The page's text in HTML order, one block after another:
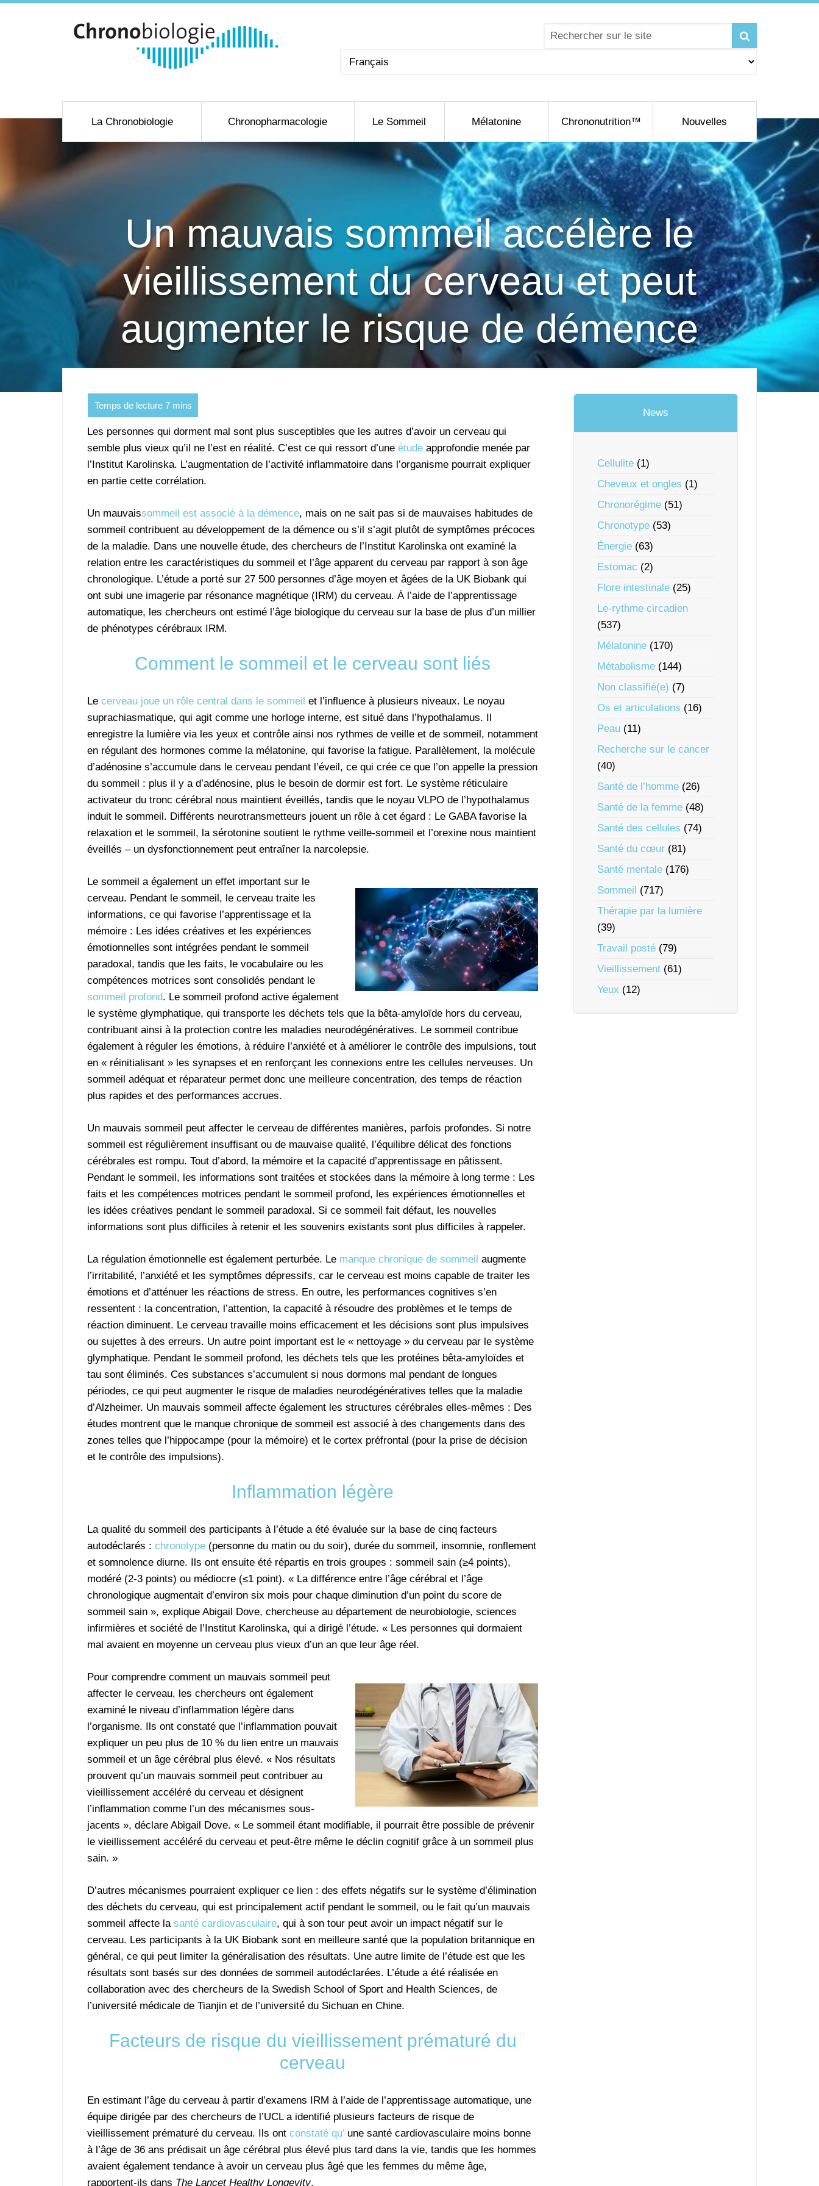
Choisir
La Chronobiologie Chronopharmacologie Le Sommeil Mélatonine Chrononutrition™ Nouvelles
Un mauvais sommeil accélère le
vieillissement du cerveau et peut
augmenter le risque de démence
Les personnes qui dorment mal sont plus susceptibles que les autres d’avoir un cerveau qui
semble plus vieux qu’il ne l’est en réalité. C’est ce qui ressort d’une étude approfondie menée par
l’Institut Karolinska. L’augmentation de l’activité inflammatoire dans l’organisme pourrait expliquer
en partie cette corrélation.
Un mauvaissommeil est associé à la démence, mais on ne sait pas si de mauvaises habitudes de
sommeil contribuent au développement de la démence ou s’il s’agit plutôt de symptômes précoces
de la maladie. Dans une nouvelle étude, des chercheurs de l’Institut Karolinska ont examiné la
relation entre les caractéristiques du sommeil et l’âge apparent du cerveau par rapport à son âge
chronologique. L’étude a porté sur 27 500 personnes d’âge moyen et âgées de la UK Biobank qui
ont subi une imagerie par résonance magnétique (IRM) du cerveau. À l’aide de l’apprentissage
automatique, les chercheurs ont estimé l’âge biologique du cerveau sur la base de plus d’un millier
de phénotypes cérébraux IRM.
Comment le sommeil et le cerveau sont liés
Le cerveau joue un rôle central dans le sommeil et l’influence à plusieurs niveaux. Le noyau
suprachiasmatique, qui agit comme une horloge interne, est situé dans l’hypothalamus. Il
enregistre la lumière via les yeux et contrôle ainsi nos rythmes de veille et de sommeil, notamment
en régulant des hormones comme la mélatonine, qui favorise la fatigue. Parallèlement, la molécule
d’adénosine s’accumule dans le cerveau pendant l’éveil, ce qui crée ce que l’on appelle la pression
du sommeil : plus il y a d’adénosine, plus le besoin de dormir est fort. Le système réticulaire
activateur du tronc cérébral nous maintient éveillés, tandis que le noyau VLPO de l’hypothalamus
induit le sommeil. Différents neurotransmetteurs jouent un rôle à cet égard : Le GABA favorise la
relaxation et le sommeil, la sérotonine soutient le rythme veille-sommeil et l’orexine nous maintient
éveillés – un dysfonctionnement peut entraîner la narcolepsie.
Le sommeil a également un effet important sur le
cerveau. Pendant le sommeil, le cerveau traite les
informations, ce qui favorise l’apprentissage et la
mémoire : Les idées créatives et les expériences
émotionnelles sont intégrées pendant le sommeil
paradoxal, tandis que les faits, le vocabulaire ou les
compétences motrices sont consolidés pendant le
sommeil profond. Le sommeil profond active également
le système glymphatique, qui transporte les déchets tels que la bêta-amyloïde hors du cerveau,
contribuant ainsi à la protection contre les maladies neurodégénératives. Le sommeil contribue
également à réguler les émotions, à réduire l’anxiété et à améliorer le contrôle des impulsions, tout
en « réinitialisant » les synapses et en renforçant les connexions entre les cellules nerveuses. Un
sommeil adéquat et réparateur permet donc une meilleure concentration, des temps de réaction
plus rapides et des performances accrues.
Un mauvais sommeil peut affecter le cerveau de différentes manières, parfois profondes. Si notre
sommeil est régulièrement insuffisant ou de mauvaise qualité, l’équilibre délicat des fonctions
cérébrales est rompu. Tout d’abord, la mémoire et la capacité d’apprentissage en pâtissent.
Pendant le sommeil, les informations sont traitées et stockées dans la mémoire à long terme : Les
faits et les compétences motrices pendant le sommeil profond, les expériences émotionnelles et
les idées créatives pendant le sommeil paradoxal. Si ce sommeil fait défaut, les nouvelles
informations sont plus difficiles à retenir et les souvenirs existants sont plus difficiles à rappeler.
La régulation émotionnelle est également perturbée. Le manque chronique de sommeil augmente
l’irritabilité, l’anxiété et les symptômes dépressifs, car le cerveau est moins capable de traiter les
émotions et d’atténuer les réactions de stress. En outre, les performances cognitives s’en
ressentent : la concentration, l’attention, la capacité à résoudre des problèmes et le temps de
réaction diminuent. Le cerveau travaille moins efficacement et les décisions sont plus impulsives
ou sujettes à des erreurs. Un autre point important est le « nettoyage » du cerveau par le système
glymphatique. Pendant le sommeil profond, les déchets tels que les protéines bêta-amyloïdes et
tau sont éliminés. Ces substances s’accumulent si nous dormons mal pendant de longues
périodes, ce qui peut augmenter le risque de maladies neurodégénératives telles que la maladie
d’Alzheimer. Un mauvais sommeil affecte également les structures cérébrales elles-mêmes : Des
études montrent que le manque chronique de sommeil est associé à des changements dans des
zones telles que l’hippocampe (pour la mémoire) et le cortex préfrontal (pour la prise de décision
et le contrôle des impulsions).
Inflammation légère
La qualité du sommeil des participants à l’étude a été évaluée sur la base de cinq facteurs
autodéclarés : chronotype (personne du matin ou du soir), durée du sommeil, insomnie, ronflement
et somnolence diurne. Ils ont ensuite été répartis en trois groupes : sommeil sain (≥4 points),
modéré (2-3 points) ou médiocre (≤1 point). « La différence entre l’âge cérébral et l’âge
chronologique augmentait d’environ six mois pour chaque diminution d’un point du score de
sommeil sain », explique Abigail Dove, chercheuse au département de neurobiologie, sciences
infirmières et société de l’Institut Karolinska, qui a dirigé l’étude. « Les personnes qui dormaient
mal avaient en moyenne un cerveau plus vieux d’un an que leur âge réel.
Pour comprendre comment un mauvais sommeil peut
affecter le cerveau, les chercheurs ont également
examiné le niveau d’inflammation légère dans
l’organisme. Ils ont constaté que l’inflammation pouvait
expliquer un peu plus de 10 % du lien entre un mauvais
sommeil et un âge cérébral plus élevé. « Nos résultats
prouvent qu’un mauvais sommeil peut contribuer au
vieillissement accéléré du cerveau et désignent
l’inflammation comme l’un des mécanismes sous-
jacents », déclare Abigail Dove. « Le sommeil étant modifiable, il pourrait être possible de prévenir
le vieillissement accéléré du cerveau et peut-être même le déclin cognitif grâce à un sommeil plus
sain. »
D’autres mécanismes pourraient expliquer ce lien : des effets négatifs sur le système d’élimination
des déchets du cerveau, qui est principalement actif pendant le sommeil, ou le fait qu’un mauvais
sommeil affecte la santé cardiovasculaire, qui à son tour peut avoir un impact négatif sur le
cerveau. Les participants à la UK Biobank sont en meilleure santé que la population britannique en
général, ce qui peut limiter la généralisation des résultats. Une autre limite de l’étude est que les
résultats sont basés sur des données de sommeil autodéclarées. L’étude a été réalisée en
collaboration avec des chercheurs de la Swedish School of Sport and Health Sciences, de
l’université médicale de Tianjin et de l’université du Sichuan en Chine.
Facteurs de risque du vieillissement prématuré du
cerveau
En estimant l’âge du cerveau à partir d’examens IRM à l’aide de l’apprentissage automatique, une
équipe dirigée par des chercheurs de l’UCL a identifié plusieurs facteurs de risque de
vieillissement prématuré du cerveau. Ils ont constaté qu’ une santé cardiovasculaire moins bonne
à l’âge de 36 ans prédisait un âge cérébral plus élevé plus tard dans la vie, tandis que les hommes
avaient également tendance à avoir un cerveau plus âgé que les femmes du même âge,
rapportent-ils dans The Lancet Healthy Longevity.
News
Cellulite (1)
Cheveux et ongles (1)
Chronorégime (51)
Chronotype (53)
Énergie (63)
Estomac (2)
Flore intestinale (25)
Le-rythme circadien
(537)
Mélatonine (170)
Métabolisme (144)
Non classifié(e) (7)
Os et articulations (16)
Peau (11)
Recherche sur le cancer
(40)
Santé de l’homme (26)
Santé de la femme (48)
Santé des cellules (74)
Santé du cœur (81)
Santé mentale (176)
Sommeil (717)
Thérapie par la lumière
(39)
Travail posté (79)
Vieillissement (61)
Yeux (12)